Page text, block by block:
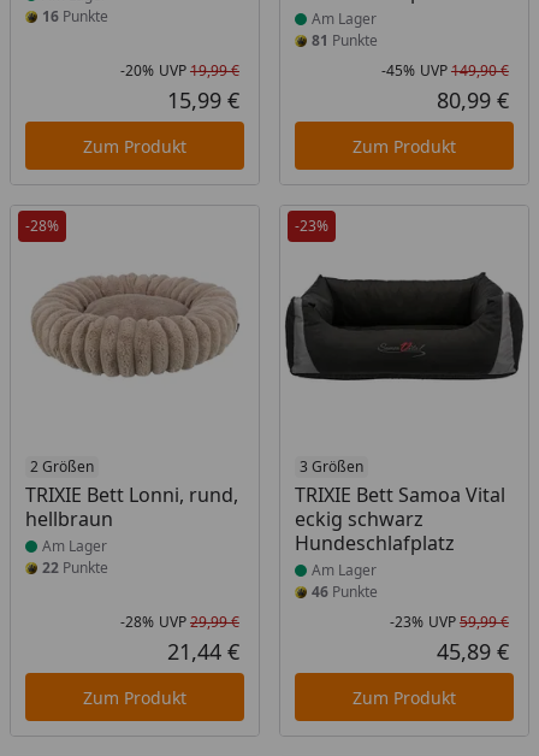
16 Punkte
Rabatt in Prozent
-20%
Ursprünglicher Preis
UVP19,99 €
Aktueller Preis
15,99 €
Zum Produkt
Am Lager
81 Punkte
-45% UVP149,90 €
80,99 €
Zum Produkt
-28%
2 Größen
TRIXIE Bett Lonni, rund,
hellbraun
Produkt am Lager
Am Lager
22 Punkte
Rabatt in Prozent
-28%
Ursprünglicher Preis
UVP29,99 €
Aktueller Preis
21,44 €
Zum Produkt
-23%
3 Größen
TRIXIE Bett Samoa Vital
eckig schwarz
Hundeschlafplatz
Produkt am Lager
Am Lager
46Punkte
-23% UVP59,99 €
45,89 €
Zum Produkt